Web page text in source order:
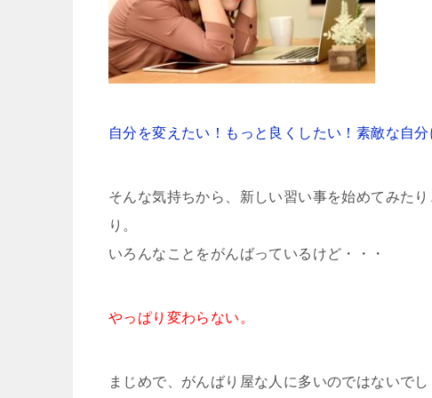
自分を変えたい！もっと良くしたい！素敵な自分
そんな気持ちから、新しい習い事を始めてみた
り。
いろんなことをがんばっているけど・・・
やっぱり変わらない。
まじめで、がんばり屋な人に多いのではないでし